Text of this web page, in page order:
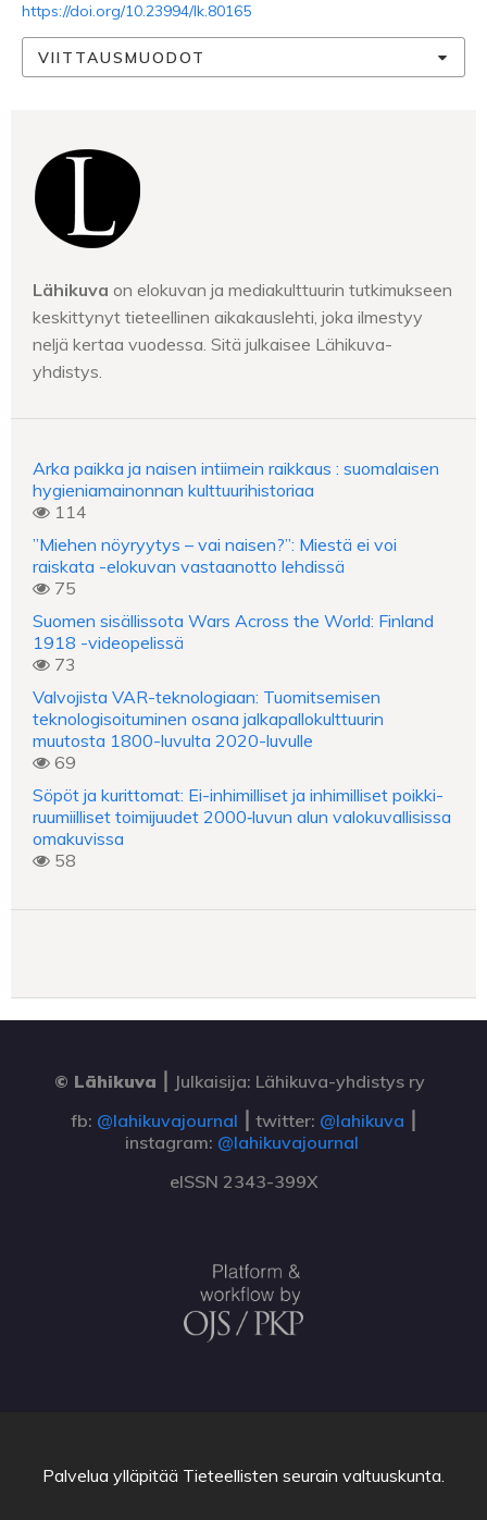
https://doi.org/10.23994/lk.80165
VIITTAUSMUODOT
Lähikuva on elokuvan ja mediakulttuurin tutkimukseen
keskittynyt tieteellinen aikakauslehti, joka ilmestyy
neljä kertaa vuodessa. Sitä julkaisee Lähikuva-
yhdistys.
Arka paikka ja naisen intiimein raikkaus : suomalaisen
hygieniamainonnan kulttuurihistoriaa
114
”Miehen nöyryytys – vai naisen?”: Miestä ei voi
raiskata -elokuvan vastaanotto lehdissä
75
Suomen sisällissota Wars Across the World: Finland
1918 -videopelissä
73
Valvojista VAR-teknologiaan: Tuomitsemisen
teknologisoituminen osana jalkapallokulttuurin
muutosta 1800-luvulta 2020-luvulle
69
Söpöt ja kurittomat: Ei-inhimilliset ja inhimilliset poikki-
ruumiilliset toimijuudet 2000‑luvun alun valokuvallisissa
omakuvissa
58
© Lähikuva
Julkaisija: Lähikuva-yhdistys ry
fb: @lahikuvajournal ⎮ twitter: @lahikuva
instagram: @lahikuvajournal
eISSN 2343-399X
Palvelua ylläpitää Tieteellisten seurain valtuuskunta